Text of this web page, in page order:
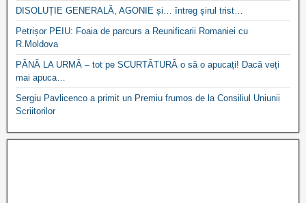
DISOLUȚIE GENERALĂ, AGONIE și… întreg șirul trist…
Petrișor PEIU: Foaia de parcurs a Reunificarii Romaniei cu
R.Moldova
PÂNĂ LA URMĂ – tot pe SCURTĂTURĂ o să o apucați! Dacă veți
mai apuca…
Sergiu Pavlicenco a primit un Premiu frumos de la Consiliul Uniunii
Scriitorilor